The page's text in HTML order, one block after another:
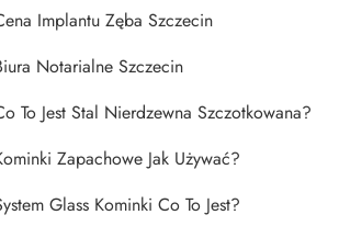
Implantu Zęba Szczecin
Notarialne Szczecin
To Jest Stal Nierdzewna Szczotkowana?
Zapachowe Jak Używać?
Glass Kominki Co To Jest?